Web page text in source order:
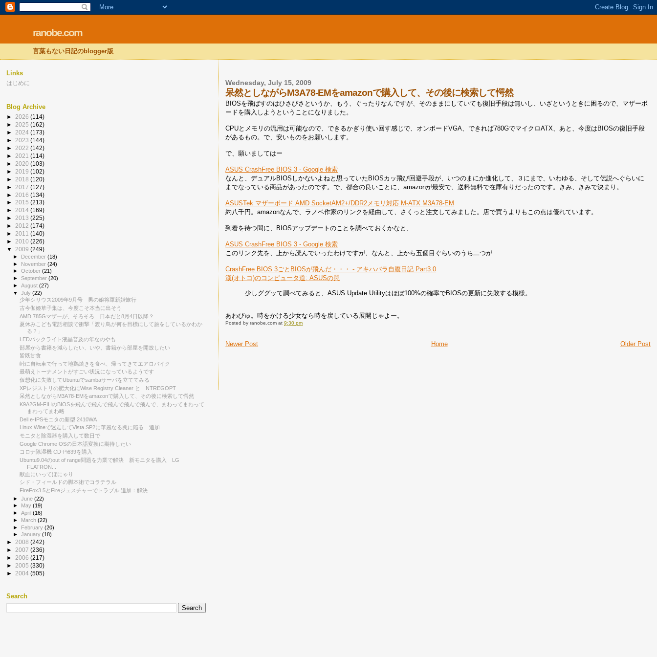
ranobe.com
言葉もない日記のblogger版
Wednesday, July 15, 2009
呆然としながらM3A78-EMをamazonで購入して、その後に検索して愕然
BIOSを飛ばすのはひさびさというか、もう、ぐったりなんですが、そのままにしていても復旧手段は無いし、いざというときに困るので、マザーボ
ードを購入しようということになりました。
CPUとメモリの流用は可能なので、できるかぎり使い回す感じで、オンボードVGA、できれば780GでマイクロATX、あと、今度はBIOSの復旧手段
があるもの。で、安いものをお願いします。
で、願いましてはー
ASUS CrashFree BIOS 3 - Google 検索
なんと、デュアルBIOSしかないよねと思っていたBIOSカッ飛び回避手段が、いつのまにか進化して、３にまで、いわゆる、そして伝説へぐらいに
までなっている商品があったのです。で、都合の良いことに、amazonが最安で、送料無料で在庫有りだったのです。きみ、きみで決まり。
ASUSTek マザーボード AMD SocketAM2+/DDR2メモリ対応 M-ATX M3A78-EM
約八千円。amazonなんで、ラノベ作家のリンクを経由して、さくっと注文してみました。店で買うよりもこの点は優れています。
到着を待つ間に、BIOSアップデートのことを調べておくかなと、
ASUS CrashFree BIOS 3 - Google 検索
このリンク先を、上から読んでいったわけですが、なんと、上から五個目ぐらいのうち二つが
CrashFree BIOS 3ごとBIOSが飛んだ・・・ - アキハバラ自腹日記 Part3.0
漢(オトコ)のコンピュータ道: ASUSの罠
少しググッて調べてみると、ASUS Update Utilityはほぼ100%の確率でBIOSの更新に失敗する模様。
あわびゅ。時をかける少女なら時を戻している展開じゃよー。
Posted byranobe.com at9:30 pm
Newer Post Older Post
Home
Links
はじめに
Blog Archive
► 2026 (114)
► 2025 (162)
► 2024 (173)
► 2023 (144)
► 2022 (142)
► 2021 (114)
► 2020 (103)
► 2019 (102)
► 2018 (120)
► 2017 (127)
► 2016 (134)
► 2015 (213)
► 2014 (169)
► 2013 (225)
► 2012 (174)
► 2011 (140)
► 2010 (226)
▼ 2009 (249)
► December(18)
► November(24)
►October(21)
►September(20)
►August(27)
▼July(22)
少年シリウス2009年9月号 男の娘将軍新婚旅行
古今伽姫草子集は、今度こそ本当に出そう
AMD 785Gマザーが、そろそろ 日本だと8月4日以降？
夏休みこども電話相談で衝撃「渡り鳥が何を目標にして旅をしているかわか
る？」
LEDバックライト液晶普及の年なのやも
部屋から書籍を減らしたい、いや、書籍から部屋を開放したい
皆既甘食
峠に自転車で行って地鶏焼きを食べ、帰ってきてエアロバイク
最萌えトーナメントがすごい状況になっているようです
仮想化に失敗してUbuntuでsambaサーバを立ててみる
XPレジストリの肥大化にWise Registry Cleaner と NTREGOPT
呆然としながらM3A78-EMをamazonで購入して、その後に検索して愕然
K9A2GM-FIHのBIOSを飛んで飛んで飛んで飛んで飛んで、まわってまわって
まわってまわ略
Dell e-IPSモニタの新型 2410WA
Linux Wineで迷走してVista SP2に華麗なる罠に陥る 追加
モニタと除湿器を購入して数日で
Google Chrome OSの日本語変換に期待したい
コロナ除湿機 CD-Pi639を購入
Ubuntu9.04のout of range問題を力業で解決 新モニタを購入 LG
FLATRON...
献血にいってぼにゃり
シド・フィールドの脚本術でコラテラル
FireFox3.5とFireジェスチャーでトラブル 追加：解決
►June(22)
►
May(19)
►April(16)
► March(22)
► February(20)
►January(18)
► 2008 (242)
► 2007 (236)
► 2006 (217)
► 2005 (330)
► 2004 (505)
Search